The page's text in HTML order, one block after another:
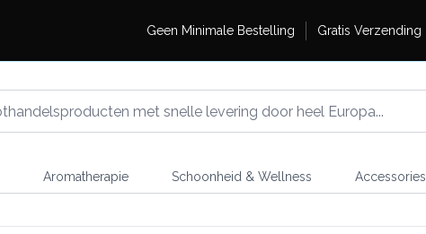
Geen Minimale Bestelling Gratis Verzending
Aromatherapie Schoonheid & Wellness Accessories